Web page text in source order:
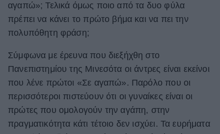
Living
Deco
Green
Αφιερώματα
ΒΟΞ
αγαπώ»; Τελικά όμως ποιο από τα δυο φύλα
πρέπει να κάνει το πρώτο βήμα και να πει την
πολυπόθητη φράση;
Σύμφωνα με έρευνα που διεξήχθη στο
Πανεπιστημίου της Μινεσότα οι άντρες είναι εκείνοι
που λένε πρώτοι «Σε αγαπώ». Παρόλο που οι
περισσότεροι πιστεύουν ότι οι γυναίκες είναι οι
πρώτες που ομολογούν την αγάπη, στην
πραγματικότητα κάτι τέτοιο δεν ισχύει. Τα ευρήματα